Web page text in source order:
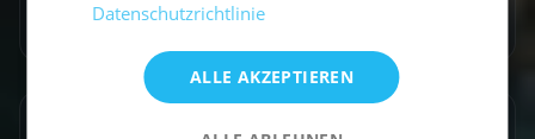
Zum Autorenprofil→
Datenschutzrichtlinie
ALLE AKZEPTIEREN